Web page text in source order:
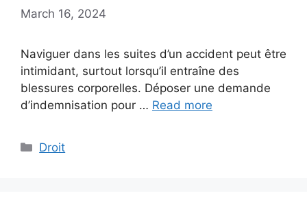
March 16, 2024
Naviguer dans les suites d’un accident peut être
intimidant, surtout lorsqu’il entraîne des
blessures corporelles. Déposer une demande
d’indemnisation pour … Read more
Categories
Droit